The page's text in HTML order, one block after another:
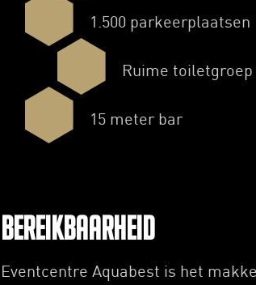
1.500 parkeerplaatsen
Ruime toiletgroep
15 meter bar
Bereikbaarheid
Eventcentre Aquabest is het